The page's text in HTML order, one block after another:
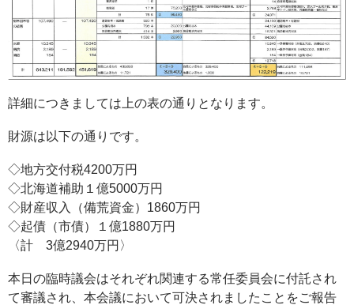
詳細につきましては上の表の通りとなります。
財源は以下の通りです。
◇地方交付税4200万円
◇北海道補助１億5000万円
◇財産収入（備荒資金）1860万円
◇起債（市債）１億1880万円
〈計 3億2940万円〉
本日の臨時議会はそれぞれ関連する常任委員会に付託され
て審議され、本会議において可決されましたことをご報告